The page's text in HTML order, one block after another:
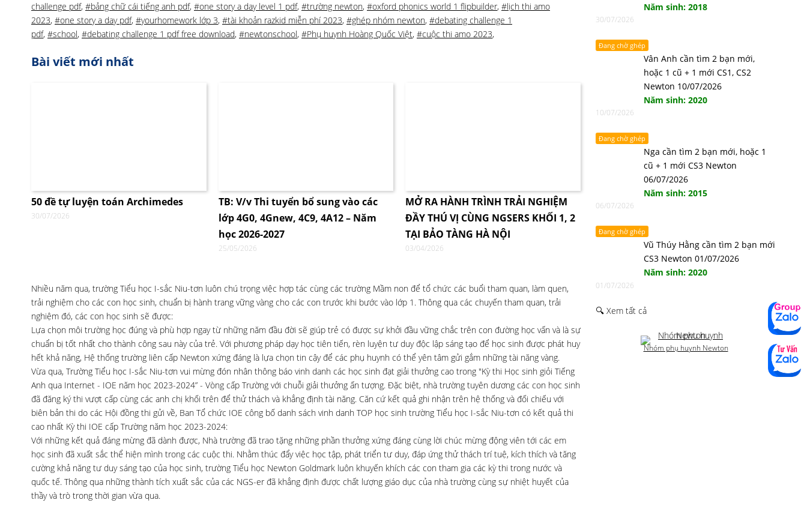
challenge pdf, #bảng chữ cái tiếng anh pdf, #one story a day level 1 pdf, #trường newton, #oxford phonics world 1 flipbuilder, #lịch thi amo
2023, #one story a day pdf, #yourhomework lớp 3, #tài khoản razkid miễn phí 2023, #ghép nhóm newton, #debating challenge 1
pdf, #school, #debating challenge 1 pdf free download, #newtonschool, #Phụ huynh Hoàng Quốc Việt, #cuộc thi amo 2023,
Bài viết mới nhất
50 đề tự luyện toán Archimedes
30/07/2026
TB: V/v Thi tuyển bổ sung vào các
lớp 4G0, 4Gnew, 4C9, 4A12 – Năm
học 2026-2027
25/05/2026
MỞ RA HÀNH TRÌNH TRẢI NGHIỆM
ĐẦY THÚ VỊ CÙNG NGSERS KHỐI 1, 2
TẠI BẢO TÀNG HÀ NỘI
03/04/2026
Nhiều năm qua, trường Tiểu học I-sắc Niu-tơn luôn chú trọng việc hợp tác cùng các trường Mầm non để tổ chức các buổi tham quan, làm quen,
trải nghiệm cho các con học sinh, chuẩn bị hành trang vững vàng cho các con trước khi bước vào lớp 1. Thông qua các chuyến tham quan, trải
nghiệm đó, các con học sinh sẽ được:
Lựa chọn môi trường học đúng và phù hợp ngay từ những năm đầu đời sẽ giúp trẻ có được sự khởi đầu vững chắc trên con đường học vấn và là sự
chuẩn bị tốt nhất cho thành công sau này của trẻ. Với phương pháp dạy học tiên tiến, rèn luyện tư duy độc lập sáng tạo để học sinh được phát huy
hết khả năng, Hệ thống trường liên cấp Newton xứng đáng là lựa chọn tin cậy để các phụ huynh có thể yên tâm gửi gắm những tài năng vàng.
Vừa qua, Trường Tiểu học I-sắc Niu-tơn vui mừng đón nhân thông báo vinh danh các học sinh đạt giải thưởng cao trong "Kỳ thi Học sinh giỏi Tiếng
Anh qua Internet - IOE năm học 2023-2024” - Vòng cấp Trường với chuỗi giải thưởng ấn tượng. Đặc biệt, nhà trường tuyên dương các con học sinh
đã đăng ký thi vượt cấp cùng các anh chị khối trên để thử thách và khẳng định tài năng. Căn cứ kết quả ghi nhận trên hệ thống và đối chiếu với
biên bản thi do các Hội đồng thi gửi về, Ban Tổ chức IOE công bố danh sách vinh danh TOP học sinh trường Tiểu học I-sắc Niu-tơn có kết quả thi
cao nhất Kỳ thi IOE cấp Trường năm học 2023-2024:
Với những kết quả đáng mừng đã dành được, Nhà trường đã trao tặng những phần thưởng xứng đáng cùng lời chúc mừng động viên tới các em
học sinh đã xuất sắc thể hiện mình trong các cuộc thi. Nhằm thúc đẩy việc học tập, phát triển tư duy, đáp ứng thử thách trí tuệ, kích thích và tăng
cường khả năng tư duy sáng tạo của học sinh, trường Tiểu học Newton Goldmark luôn khuyến khích các con tham gia các kỳ thi trong nước và
quốc tế. Thông qua những thành tích xuất sắc của các NGS-er đã khẳng định được chất lượng giáo dục của nhà trường cùng sự nhiệt huyết của
thầy và trò trong thời gian vừa qua.
Năm sinh: 2018
30/07/2026
Đang chờ ghép
Vân Anh cần tìm 2 bạn mới,
hoặc 1 cũ + 1 mới CS1, CS2
Newton 10/07/2026
Năm sinh: 2020
10/07/2026
Đang chờ ghép
Nga cần tìm 2 bạn mới, hoặc 1
cũ + 1 mới CS3 Newton
06/07/2026
Năm sinh: 2015
06/07/2026
Đang chờ ghép
Vũ Thúy Hằng cần tìm 2 bạn mới
CS3 Newton 01/07/2026
Năm sinh: 2020
01/07/2026
🔍 Xem tất cả
Nhóm phụ huynh Newton